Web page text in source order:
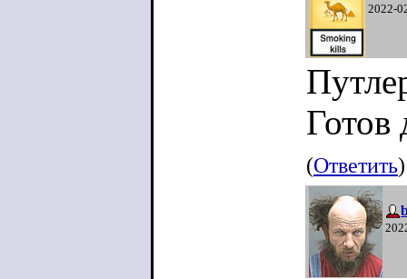
2022-
Готов
(Ответить